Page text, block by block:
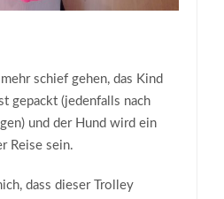
schief gehen, das Kind
gepackt (jedenfalls nach
und der Hund wird ein
Reise sein.
dass dieser Trolley